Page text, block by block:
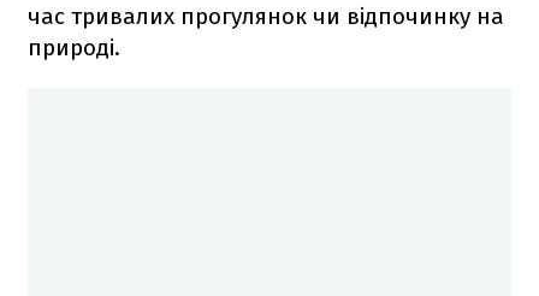
час тривалих прогулянок чи відпочинку на
природі.